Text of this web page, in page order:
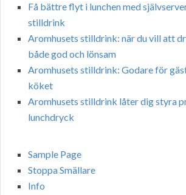
Få bättre flyt i lunchen med
stilldrink
Aromhusets stilldrink: när du vill att
både god och lönsam
Aromhusets stilldrink: Godare för
köket
Aromhusets stilldrink låter dig styra
lunchdryck
Sample Page
Stoppa Smällare
Info